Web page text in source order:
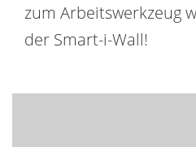
zum Arbeitswerkzeug
der Smart-i-Wall!